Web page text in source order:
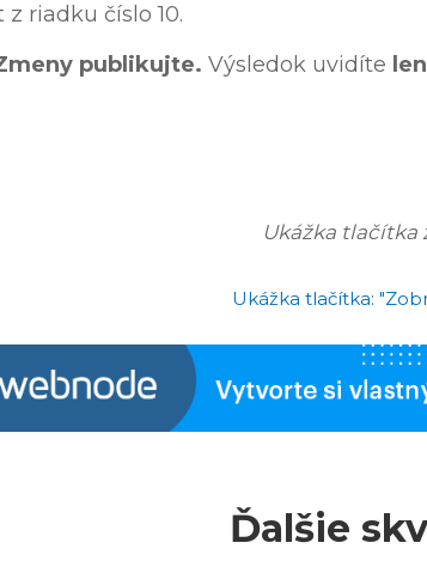
z riadku číslo 10.
publikujte. Výsledok uvidíte
Ukážka tlačítka
Ukážka tlačítka:
Ďalšie